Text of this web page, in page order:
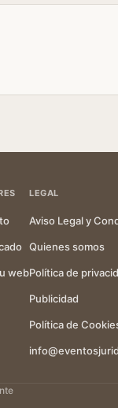
web
LEGAL
Aviso Legal y
Quienes somos
Política de
Publicidad
Política de